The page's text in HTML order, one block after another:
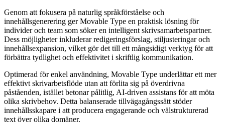
Genom att fokusera på naturlig språkförståelse och
innehållsgenerering ger Movable Type en praktisk lösning för
individer och team som söker en intelligent skrivsamarbetspartner.
Dess möjligheter inkluderar redigeringsförslag, stiljusteringar och
innehållsexpansion, vilket gör det till ett mångsidigt verktyg för att
förbättra tydlighet och effektivitet i skriftlig kommunikation.
Optimerad för enkel användning, Movable Type underlättar ett mer
effektivt skrivarbetsflöde utan att förlita sig på överdrivna
påståenden, istället betonar pålitlig, AI-driven assistans för att möta
olika skrivbehov. Detta balanserade tillvägagångssätt stöder
innehållsskapare i att producera engagerande och välstrukturerad
text över olika domäner.